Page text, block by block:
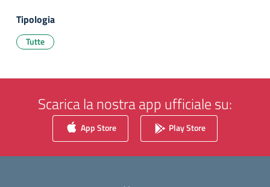
Tipologia
Tutte
Scarica la nostra app ufficiale su:
App Store Play Store